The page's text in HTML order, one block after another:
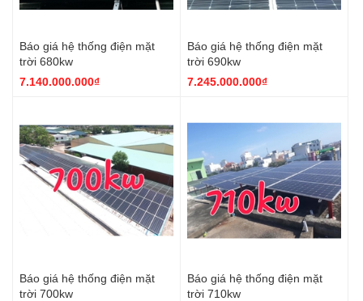
Báo giá hệ thống điện mặt
trời 680kw
7.140.000.000₫
Báo giá hệ thống điện mặt
trời 690kw
7.245.000.000₫
Báo giá hệ thống điện mặt
trời 700kw
Báo giá hệ thống điện mặt
trời 710kw